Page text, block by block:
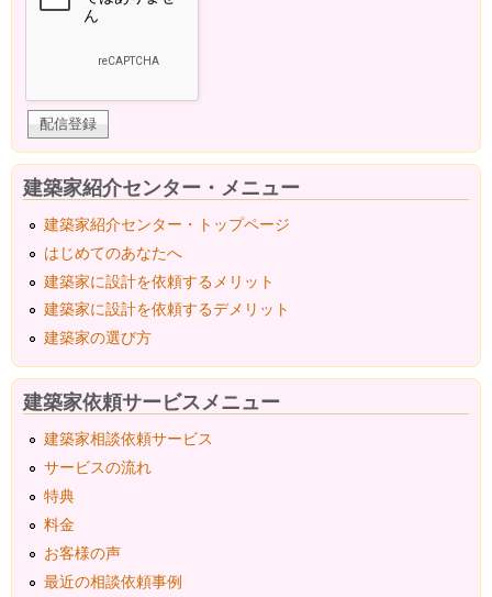
建築家紹介センター・メニュー
建築家紹介センター・トップページ
はじめてのあなたへ
建築家に設計を依頼するメリット
建築家に設計を依頼するデメリット
建築家の選び方
建築家依頼サービスメニュー
建築家相談依頼サービス
サービスの流れ
特典
料金
お客様の声
最近の相談依頼事例